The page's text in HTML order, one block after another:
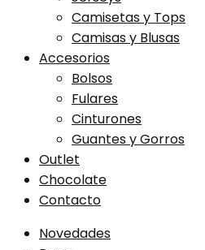
Camisetas y Tops
Camisas y Blusas
Accesorios
Bolsos
Fulares
Cinturones
Guantes y Gorros
Outlet
Chocolate
Contacto
Novedades